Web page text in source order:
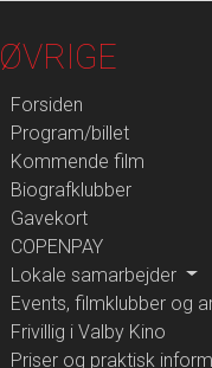
ØVRIGE
Forsiden
Program/billet
Kommende film
Biografklubber
Gavekort
COPENPAY
Lokale samarbejder
Events, filmklubber og
Frivillig i Valby Kino
Priser og praktisk